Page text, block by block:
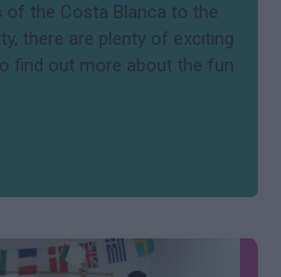
of the Costa Blanca to the
there are plenty of exciting
find out more about the fun